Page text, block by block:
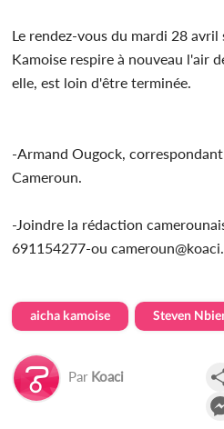
Le rendez-vous du mardi 28
Kamoise respire à nouveau l'air
elle, est loin d'être terminée.
-Armand Ougock,
Cameroun.
-Joindre la rédaction
691154277-ou
aicha kamoise Steven
Par Koaci